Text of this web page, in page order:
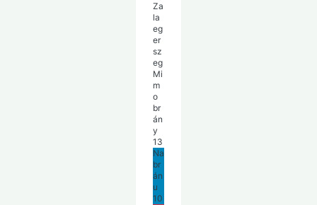
Za
la
eg
er
sz
eg
Mi
m
o
br
án
y
13
Na
br
án
u
10